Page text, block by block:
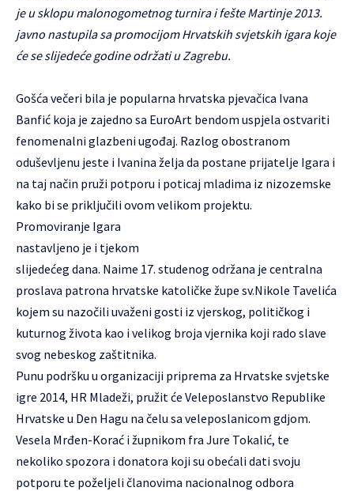
je u sklopu malonogometnog turnira i fešte Martinje 2013.
javno nastupila sa promocijom Hrvatskih svjetskih igara koje
će se slijedeće godine održati u Zagrebu.
Gošća večeri bila je popularna hrvatska pjevačica Ivana
Banfić koja je zajedno sa EuroArt bendom uspjela ostvariti
fenomenalni glazbeni ugođaj. Razlog obostranom
oduševljenu jeste i Ivanina želja da postane prijatelje Igara i
na taj način pruži potporu i poticaj mladima iz nizozemske
kako bi se priključili ovom velikom projektu.
Promoviranje Igara
nastavljeno je i tjekom
slijedećeg dana. Naime 17. studenog održana je centralna
proslava patrona hrvatske katoličke župe sv.Nikole Tavelića
kojem su nazočili uvaženi gosti iz vjerskog, političkog i
kuturnog života kao i velikog broja vjernika koji rado slave
svog nebeskog zaštitnika.
Punu podršku u organizaciji priprema za Hrvatske svjetske
igre 2014, HR Mladeži, pružit će Veleposlanstvo Republike
Hrvatske u Den Hagu na čelu sa veleposlanicom gdjom.
Vesela Mrđen-Korać i župnikom fra Jure Tokalić, te
nekoliko spozora i donatora koji su obećali dati svoju
potporu te poželjeli članovima nacionalnog odbora